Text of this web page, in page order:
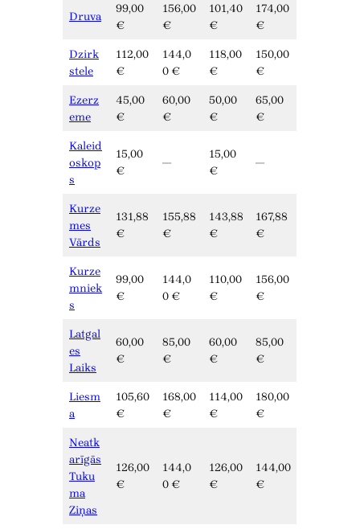
Druva
99,00
€
156,00
€
101,40
€
174,00
€
Dzirk
stele
112,00
€
144,0
0 €
118,00
€
150,00
€
Ezerz
eme
45,00
€
60,00
€
50,00
€
65,00
€
Kaleid
oskop
s
15,00
€
—
15,00
€
—
Kurze
mes
Vārds
131,88
€
155,88
€
143,88
€
167,88
€
Kurze
mniek
s
99,00
€
144,0
0 €
110,00
€
156,00
€
Latgal
es
Laiks
60,00
€
85,00
€
60,00
€
85,00
€
Liesm
a
105,60
€
168,00
€
114,00
€
180,00
€
Neatk
arīgās
Tuku
ma
Ziņas
126,00
€
144,0
0 €
126,00
€
144,00
€